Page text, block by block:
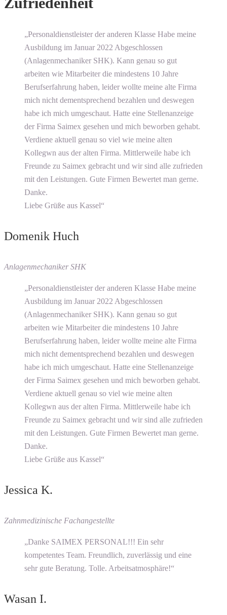
„Personaldienstleister der anderen Klasse Habe meine
Ausbildung im Januar 2022 Abgeschlossen
(Anlagenmechaniker SHK). Kann genau so gut
arbeiten wie Mitarbeiter die mindestens 10 Jahre
Berufserfahrung haben, leider wollte meine alte Firma
mich nicht dementsprechend bezahlen und deswegen
habe ich mich umgeschaut. Hatte eine Stellenanzeige
der Firma Saimex gesehen und mich beworben gehabt.
Verdiene aktuell genau so viel wie meine alten
Kollegwn aus der alten Firma. Mittlerweile habe ich
Freunde zu Saimex gebracht und wir sind alle zufrieden
mit den Leistungen. Gute Firmen Bewertet man gerne.
Danke.
Liebe Grüße aus Kassel“
Domenik Huch
Anlagenmechaniker SHK
„Personaldienstleister der anderen Klasse Habe meine
Ausbildung im Januar 2022 Abgeschlossen
(Anlagenmechaniker SHK). Kann genau so gut
arbeiten wie Mitarbeiter die mindestens 10 Jahre
Berufserfahrung haben, leider wollte meine alte Firma
mich nicht dementsprechend bezahlen und deswegen
habe ich mich umgeschaut. Hatte eine Stellenanzeige
der Firma Saimex gesehen und mich beworben gehabt.
Verdiene aktuell genau so viel wie meine alten
Kollegwn aus der alten Firma. Mittlerweile habe ich
Freunde zu Saimex gebracht und wir sind alle zufrieden
mit den Leistungen. Gute Firmen Bewertet man gerne.
Danke.
Liebe Grüße aus Kassel“
Jessica K.
Zahnmedizinische Fachangestellte
„Danke SAIMEX PERSONAL!!! Ein sehr
kompetentes Team. Freundlich, zuverlässig und eine
sehr gute Beratung. Tolle. Arbeitsatmosphäre!“
Wasan I.